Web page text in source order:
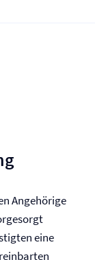
Angehörige
eine